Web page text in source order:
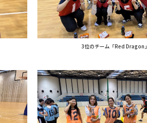
3位のチーム「Red Dragon」